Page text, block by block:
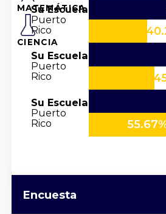
MATEMÁTICA
CIENCIA
Su Escuela
Puerto
Rico
Su Escuela
Puerto
Rico
Su Escuela
Puerto
Rico
Encuesta